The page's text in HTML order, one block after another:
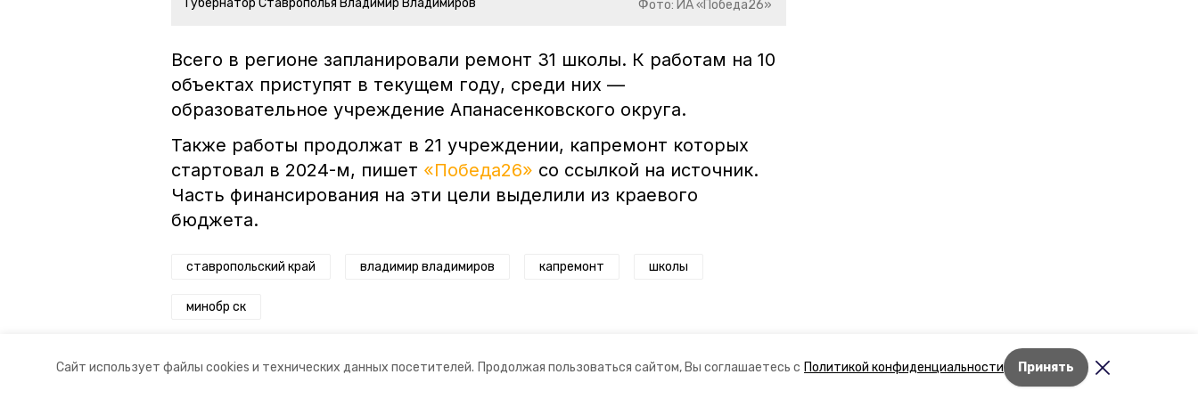
Сайт использует файлы cookies и технических данных посетителей. Продолжая пользоваться сайтом, Вы соглашаетесь с Политикой конфиденциальности Принять
Лента новостей
Губернатор Ставрополья Владимир Владимиров Фото: ИА «Победа26»
Всего в регионе запланировали ремонт 31 школы. К работам на 10
объектах приступят в текущем году, среди них —
образовательное учреждение Апанасенковского округа.
Также работы продолжат в 21 учреждении, капремонт которых
стартовал в 2024-м, пишет «Победа26» со ссылкой на источник.
Часть финансирования на эти цели выделили из краевого
бюджета.
ставропольский край владимир владимиров капремонт школы
минобр ск